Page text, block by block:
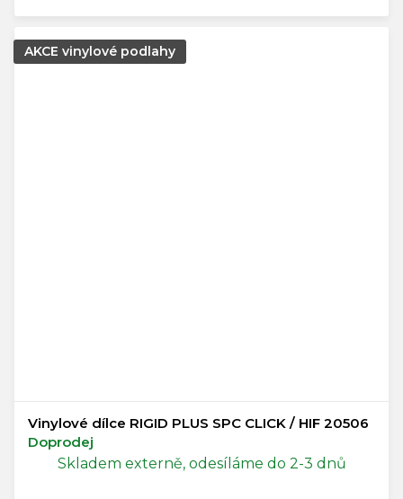
AKCE vinylové podlahy
Vinylové dílce RIGID PLUS SPC CLICK / HIF 20506
Doprodej
Skladem externě, odesíláme do 2-3 dnů